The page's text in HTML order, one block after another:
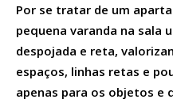
Por se tratar de um
pequena varanda na sala
despojada e reta,
espaços, linhas retas e
apenas para os objetos e